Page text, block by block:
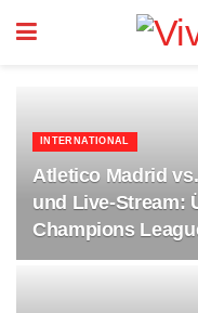
INTERNATIONAL
Atletico Madrid
und Live-Stream:
Champions